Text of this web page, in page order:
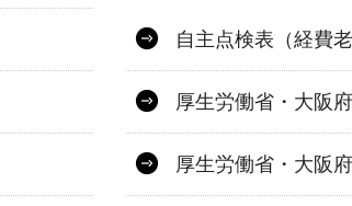
自主点検表（経費
厚生労働省・大阪
厚生労働省・大阪